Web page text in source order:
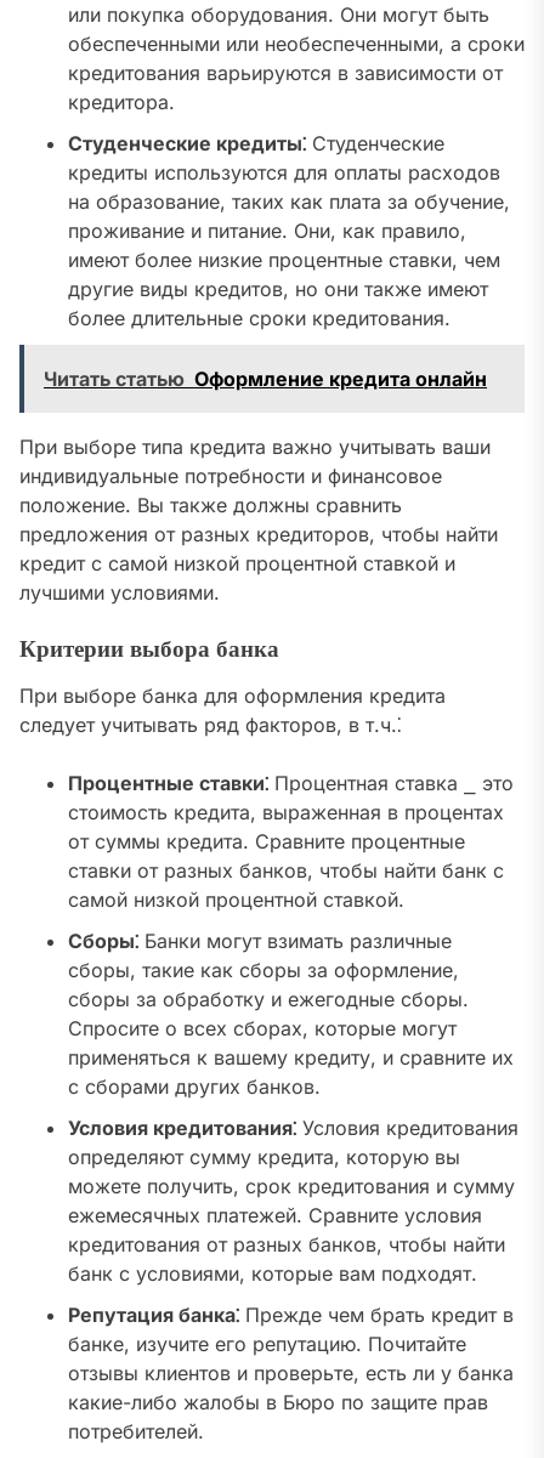
или покупка оборудования. Они могут быть
обеспеченными или необеспеченными, а сроки
кредитования варьируются в зависимости от
кредитора.
Студенческие кредиты⁚ Студенческие
кредиты используются для оплаты расходов
на образование, таких как плата за обучение,
проживание и питание. Они, как правило,
имеют более низкие процентные ставки, чем
другие виды кредитов, но они также имеют
более длительные сроки кредитования.
Читать статью Оформление кредита онлайн
При выборе типа кредита важно учитывать ваши
индивидуальные потребности и финансовое
положение. Вы также должны сравнить
предложения от разных кредиторов, чтобы найти
кредит с самой низкой процентной ставкой и
лучшими условиями.
Критерии выбора банка
При выборе банка для оформления кредита
следует учитывать ряд факторов, в т.ч.⁚
Процентные ставки⁚ Процентная ставка ⎯ это
стоимость кредита, выраженная в процентах
от суммы кредита. Сравните процентные
ставки от разных банков, чтобы найти банк с
самой низкой процентной ставкой.
Сборы⁚ Банки могут взимать различные
сборы, такие как сборы за оформление,
сборы за обработку и ежегодные сборы.
Спросите о всех сборах, которые могут
применяться к вашему кредиту, и сравните их
с сборами других банков.
Условия кредитования⁚ Условия кредитования
определяют сумму кредита, которую вы
можете получить, срок кредитования и сумму
ежемесячных платежей. Сравните условия
кредитования от разных банков, чтобы найти
банк с условиями, которые вам подходят.
Репутация банка⁚ Прежде чем брать кредит в
банке, изучите его репутацию. Почитайте
отзывы клиентов и проверьте, есть ли у банка
какие-либо жалобы в Бюро по защите прав
потребителей.